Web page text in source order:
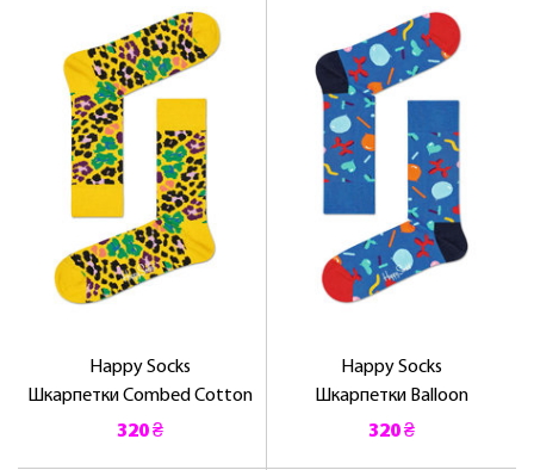
Happy Socks
Шкарпетки Combed Cotton
320 ₴
Happy Socks
Шкарпетки Balloon
320 ₴